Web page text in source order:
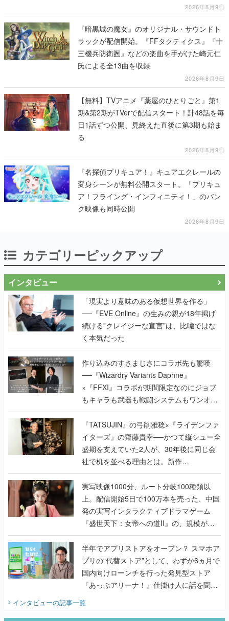
2026年8月9日
『暗黒城の魔女』のオリジナル・サウンドト
ラックが配信開始。『FFタクティクス』『十
三機兵防衛圏』などの楽曲を手がけた崎元仁
氏による全13曲を収録
2026年8月9日
【無料】TVアニメ『薬屋のひとりごと』第1
期&第2期がTVerで配信スタート！計48話を毎
日1話ずつ公開、見終えた直後に第3期も始ま
る
2026年8月9日
『名探偵プリキュア！』キュアエクレールの
変身シーンが無料公開スタート。「プリキュ
ア！フライング・インフィニティ！」のバン
ク映像も同時公開
2026年8月9日
カテゴリーピックアップ
インタビュー
「現実より意味のある仮想世界を作る」
──『EVE Online』の生みの親が18年掲げ
続ける”クレイジーな宣言”は、比喩ではな
く本気だった
作り込みのすさまじさにコラボ先も驚嘆
──『Wizardry Variants Daphne』
×『FFXI』コラボが期間限定なのにジョブ
もキャラも武器も戦闘システムもワンオフ
で作り込まれた理由を両ディレクターに聞
く
『TATSUJIN』の弓削雅稔×『ライデンファ
イターズ』の齋藤貴幸──かつて縦シュー全
盛期を支えていた2人が、30年後に同じ会
社で机を並べる理由とは。新作
『TATSUJIN EXTREME』で初タッグを組
んだレジェンド2人に訊く開発秘話
実写映像1000分、ルート分岐100種類以
上。配信開始5日で100万本を売った、中国
発の実写インタラクティブドラマゲーム
『盛世天下：女帝への道II』の、規模が違
うこだわりをプロデューサーに聞いた
半年でアプリストアをオープン？ スマホア
プリの“代替ストア”として、わずか6ヵ月で
国内向けローンチを行った発見型ストア
『あっぷアリーナ！』仕掛け人に話を聞い
インタビューの記事一覧